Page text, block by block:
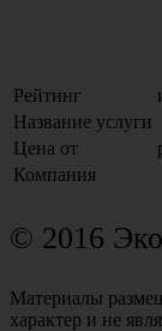
Рейтинг
Название услуги
Цена от
Компания
© 2016
Материалы
характер и не